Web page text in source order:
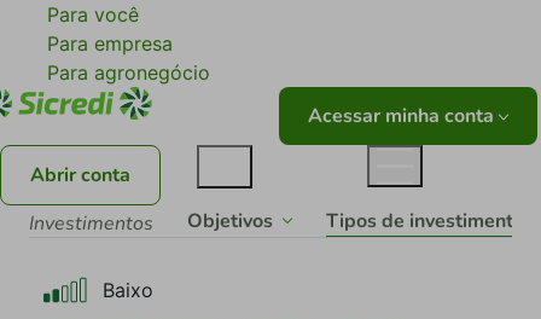
Para você
Para empresa
Para agronegócio
Acessar minha conta
Abrir conta
Investimentos
Objetivos Tipos de investimentos
Baixo